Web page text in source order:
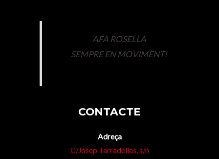
AFA ROSELLA
SEMPRE EN MOVIMENT!
CONTACTE
Adreça
C/Josep Tarradellas, s/n